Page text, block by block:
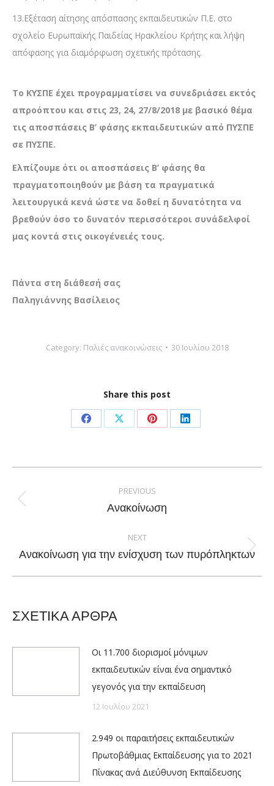
13.Εξέταση αίτησης απόσπασης εκπαιδευτικών Π.Ε. στο
σχολείο Ευρωπαϊκής Παιδείας Ηρακλείου Κρήτης και λήψη
απόφασης για διαμόρφωση σχετικής πρότασης.
Το ΚΥΣΠΕ έχει προγραμματίσει να συνεδριάσει εκτός
απροόπτου και στις 23, 24, 27/8/2018 με βασικό θέμα
τις αποσπάσεις Β’ φάσης εκπαιδευτικών από ΠΥΣΠΕ
σε ΠΥΣΠΕ.
Ελπίζουμε ότι οι αποσπάσεις Β’ φάσης θα
πραγματοποιηθούν με βάση τα πραγματικά
λειτουργικά κενά ώστε να δοθεί η δυνατότητα να
βρεθούν όσο το δυνατόν περισσότεροι συνάδελφοί
μας κοντά στις οικογένειές τους.
Πάντα στη διάθεσή σας
Παληγιάννης Βασίλειος
Category: Παλιές ανακοινώσεις 30 Ιουλίου 2018
Share this post
Share
Facebook
Share
X
Share
Pinterest
Share
LinkedIn
navigation
PREVIOUS
Previous
Ανακοίνωση
NEXT
Next
Ανακοίνωση για την ενίσχυση των πυρόπληκτων
ΣΧΕΤΙΚΑ ΑΡΘΡΑ
Οι 11.700 διορισμοί μόνιμων
εκπαιδευτικών είναι ένα σημαντικό
γεγονός για την εκπαίδευση
12 Ιουλίου 2021
2.949 οι παραιτήσεις εκπαιδευτικών
Πρωτοβάθμιας Εκπαίδευσης για το 2021
Πίνακας ανά Διεύθυνση Εκπαίδευσης